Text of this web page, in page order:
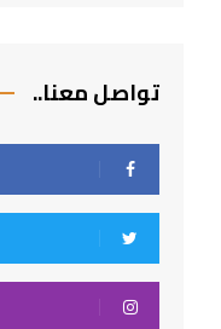
تواصل معنا..